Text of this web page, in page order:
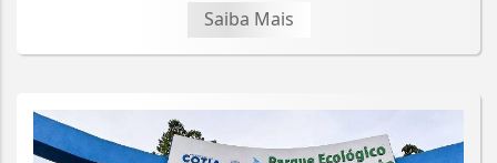
Saiba Mais